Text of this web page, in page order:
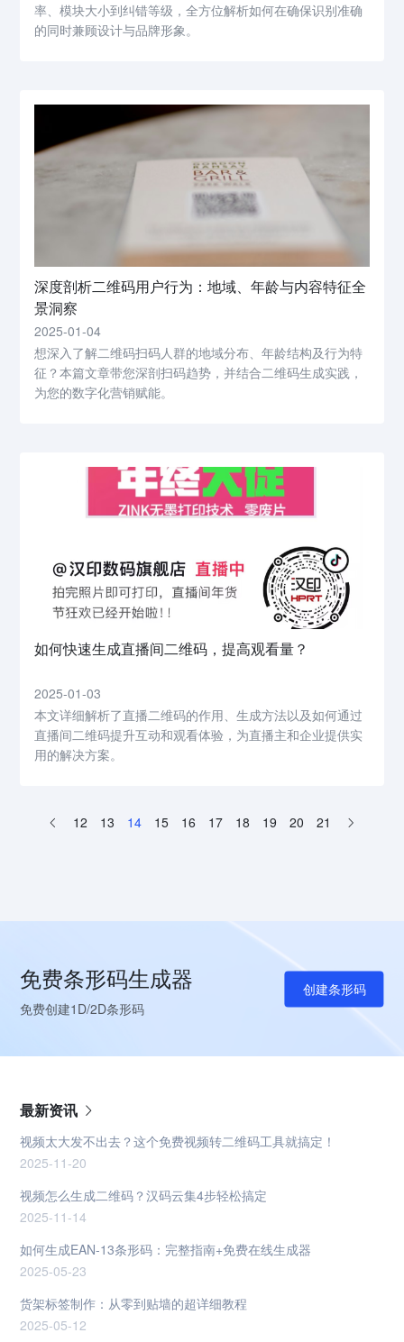
率、模块大小到纠错等级，全方位解析如何在确保识别准确
的同时兼顾设计与品牌形象。
深度剖析二维码用户行为：地域、年龄与内容特征全
景洞察
2025-01-04
想深入了解二维码扫码人群的地域分布、年龄结构及行为特
征？本篇文章带您深剖扫码趋势，并结合二维码生成实践，
为您的数字化营销赋能。
如何快速生成直播间二维码，提高观看量？
2025-01-03
本文详细解析了直播二维码的作用、生成方法以及如何通过
直播间二维码提升互动和观看体验，为直播主和企业提供实
用的解决方案。
12 13 14 15 16 17 18 19 20 21
免费条形码生成器
免费创建1D/2D条形码
创建条形码
最新资讯
视频太大发不出去？这个免费视频转二维码工具就搞定！
2025-11-20
视频怎么生成二维码？汉码云集4步轻松搞定
2025-11-14
如何生成EAN-13条形码：完整指南+免费在线生成器
2025-05-23
货架标签制作：从零到贴墙的超详细教程
2025-05-12